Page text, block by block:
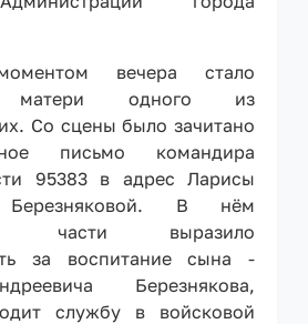
вечера стало
матери одного из
Со сцены было зачитано
письмо командира
95383 в адрес Ларисы
Березняковой. В нём
части выразило
за воспитание сына -
Березнякова,
службу в войсковой